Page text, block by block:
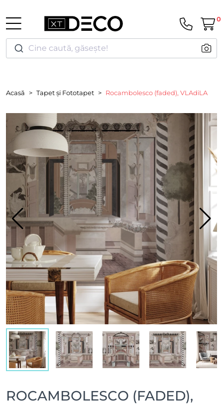
Cine caută, găsește!
0
Acasă Tapet și Fototapet Rocambolesco (faded), VLAdiLA
ROCAMBOLESCO (FADED),